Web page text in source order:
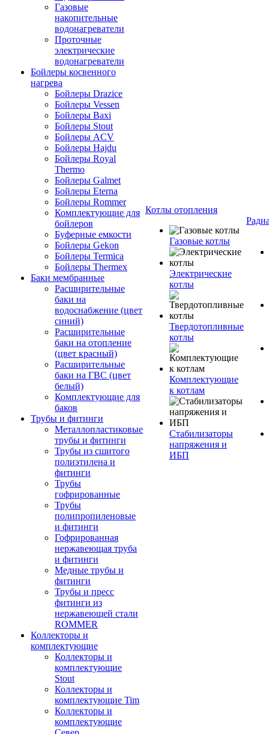
Газовые
накопительные
водонагреватели
Проточные
электрические
водонагреватели
Бойлеры косвенного
нагрева
Бойлеры Drazice
Бойлеры Vessen
Бойлеры Baxi
Бойлеры Stout
Бойлеры ACV
Бойлеры Hajdu
Бойлеры Royal
Thermo
Бойлеры Galmet
Бойлеры Eterna
Бойлеры Rommer
Комплектующие для
бойлеров
Буферные емкости
Бойлеры Gekon
Бойлеры Termica
Бойлеры Thermex
Баки мембранные
Расширительные
баки на
водоснабжение (цвет
синий)
Расширительные
баки на отопление
(цвет красный)
Расширительные
баки на ГВС (цвет
белый)
Комплектующие для
баков
Трубы и фитинги
Металлопластиковые
трубы и фитинги
Трубы из сшитого
полиэтилена и
фитинги
Трубы
гофрированные
Трубы
полипропиленовые
и фитинги
Гофрированная
нержавеющая труба
и фитинги
Медные трубы и
фитинги
Трубы и пресс
фитинги из
нержавеющей стали
ROMMER
Коллекторы и
комплектующие
Коллекторы и
комплектующие
Stout
Коллекторы и
комплектующие Tim
Коллекторы и
комплектующие
Котлы отопления
Газовые котлы
Электрические
котлы
Твердотопливные
котлы
Комплектующие
к котлам
Стабилизаторы
напряжения и
ИБП